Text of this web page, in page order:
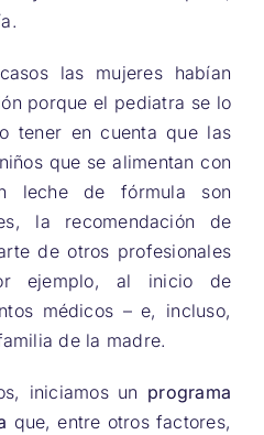
las mujeres habían
porque el pediatra se lo
tener en cuenta que las
que se alimentan con
leche de fórmula son
la recomendación de
de otros profesionales
ejemplo, al inicio de
médicos – e, incluso,
de la madre.
iniciamos un programa
que, entre otros factores,